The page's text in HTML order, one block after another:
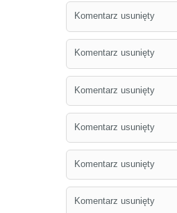
Komentarz usunięty
Komentarz usunięty
Komentarz usunięty
Komentarz usunięty
Komentarz usunięty
Komentarz usunięty